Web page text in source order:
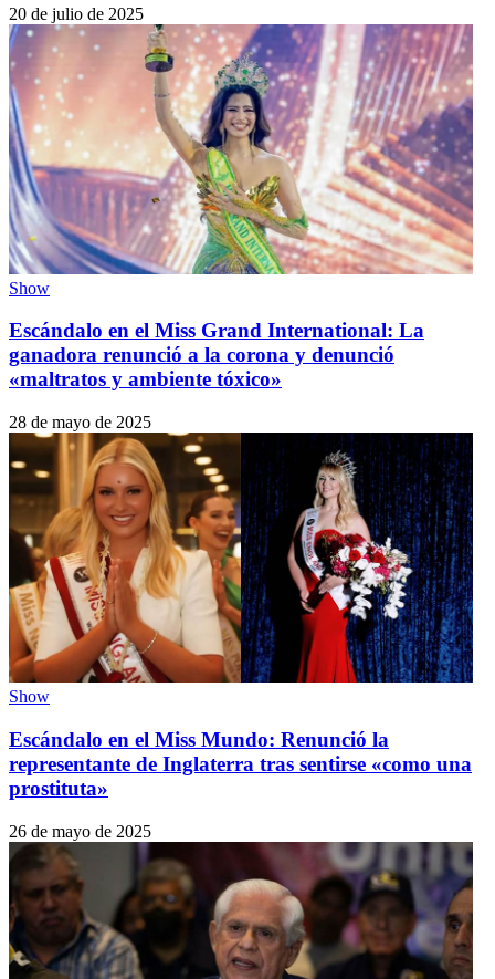
20 de julio de 2025
Show
Escándalo en el Miss Grand International: La
ganadora renunció a la corona y denunció
«maltratos y ambiente tóxico»
28 de mayo de 2025
Show
Escándalo en el Miss Mundo: Renunció la
representante de Inglaterra tras sentirse «como una
prostituta»
26 de mayo de 2025